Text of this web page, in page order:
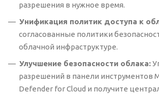
разрешения в нужное время.
Унификация политик доступа к
согласованные политики
облачной инфраструктуре.
Улучшение безопасности облака:
разрешений в панели инструментов
Defender for Cloud и получите